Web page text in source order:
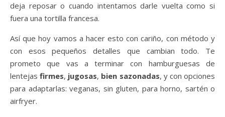
deja reposar o cuando intentamos darle vuelta como si
fuera una tortilla francesa.
Así que hoy vamos a hacer esto con cariño, con método y
con esos pequeños detalles que cambian todo. Te
prometo que vas a terminar con hamburguesas de
lentejasfirmes, jugosas, bien sazonadas, y con opciones
para adaptarlas: veganas, sin gluten, para horno, sartén o
airfryer.